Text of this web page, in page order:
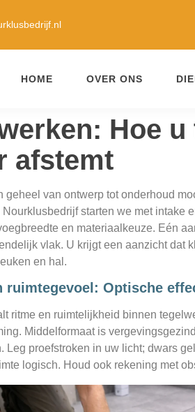
HOME OVER ONS
Hoe
afstemt
geheel van ontwerp tot onderhoud
starten we met intake
en materiaalkeuze. Eén
vlak. U krijgt een aanzicht dat
en hal.
ruimtegevoel: Optische
ritme en ruimtelijkheid binnen
Middelformaat is
Leg proefstroken in uw licht; dwars
logisch. Houd ook rekening met